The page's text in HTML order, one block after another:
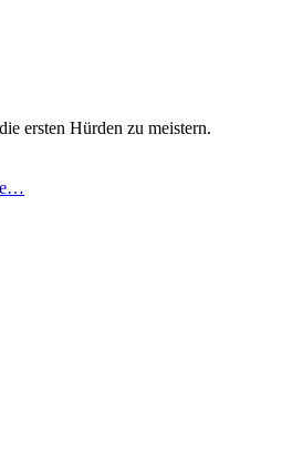
ersten Hürden zu meistern.